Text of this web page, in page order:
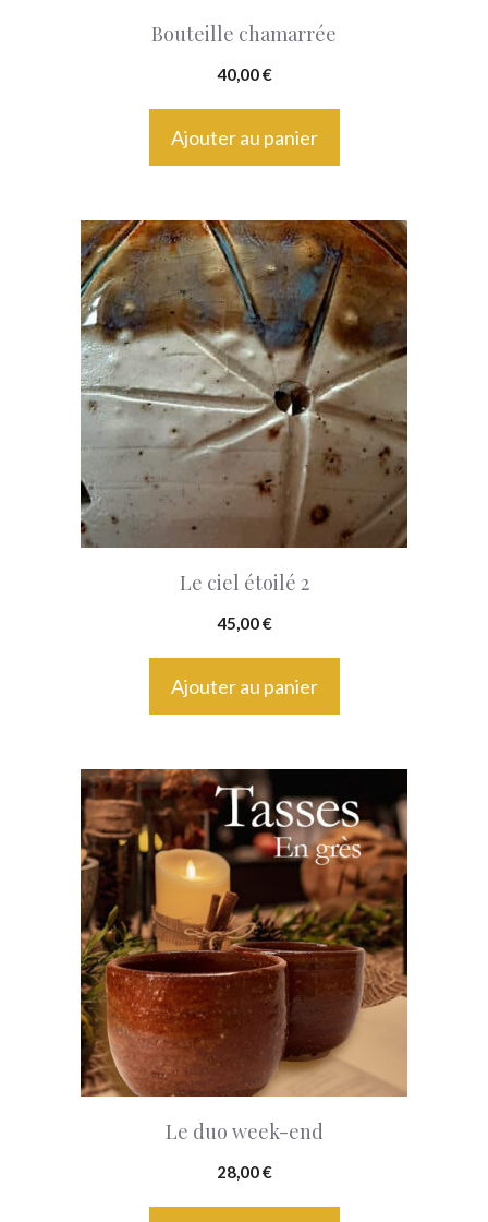
Bouteille chamarrée
40,00€
Ajouter au panier
Le ciel étoilé 2
45,00€
Ajouter au panier
Le duo week-end
28,00€